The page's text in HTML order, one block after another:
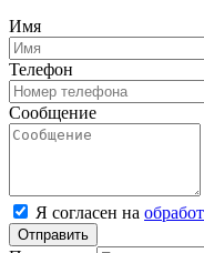
Имя
Телефон
Сообщение
Я согласен на
Отправить